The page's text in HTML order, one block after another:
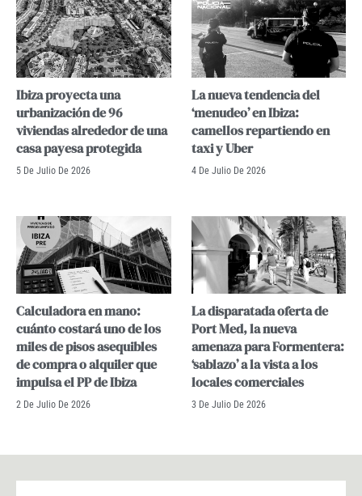
Ibiza proyecta una
urbanización de 96
viviendas alrededor de una
casa payesa protegida
5 De Julio De 2026
La nueva tendencia del
‘menudeo’ en Ibiza:
camellos repartiendo en
taxi y Uber
4 De Julio De 2026
Calculadora en mano:
cuánto costará uno de los
miles de pisos asequibles
de compra o alquiler que
impulsa el PP de Ibiza
2 De Julio De 2026
La disparatada oferta de
Port Med, la nueva
amenaza para Formentera:
‘sablazo’ a la vista a los
locales comerciales
3 De Julio De 2026